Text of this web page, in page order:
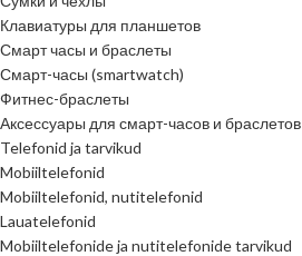
Клавиатуры для планшетов
Смарт часы и браслеты
Смарт-часы (smartwatch)
Фитнес-браслеты
Аксессуары для смарт-часов и браслетов
Telefonid ja tarvikud
Mobiiltelefonid
Mobiiltelefonid, nutitelefonid
Lauatelefonid
Mobiiltelefonide ja nutitelefonide tarvikud